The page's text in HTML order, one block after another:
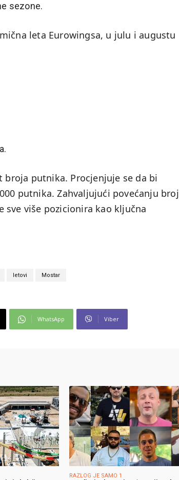
sezone.
leta Eurowingsa, u julu i augustu
broja putnika. Procjenjuje se da bi
putnika. Zahvaljujući povećanju
više pozicionira kao ključna
letovi Mostar
WhatsApp Viber
RAZLOG JE SAMO 1